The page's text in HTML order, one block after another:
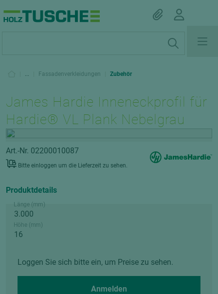
... Fassadenverkleidungen Zubehör
James Hardie Inneneckprofil für
Hardie® VL Plank Nebelgrau
Art.-Nr. 02200010087
Bitte einloggen um die Lieferzeit zu sehen.
Produktdetails
Länge (mm)
Höhe (mm)
Loggen Sie sich bitte ein, um Preise zu sehen.
Anmelden